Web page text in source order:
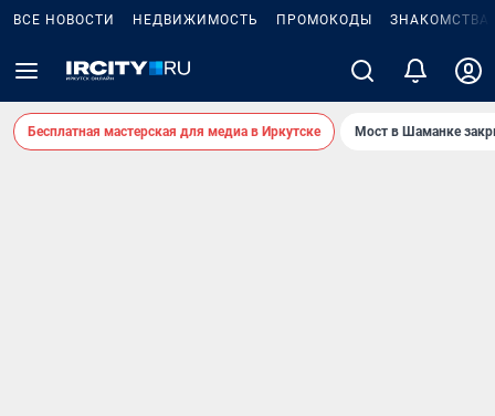
ВСЕ НОВОСТИ НЕДВИЖИМОСТЬ ПРОМОКОДЫ ЗНАКОМСТВА
Бесплатная мастерская для медиа в Иркутске Мост в Шаманке